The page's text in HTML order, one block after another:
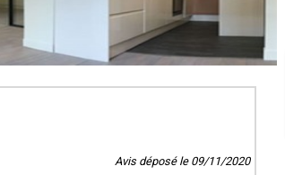
Avis déposé le 09/11/2020